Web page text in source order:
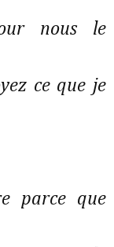
nous le
ce que je
parce que